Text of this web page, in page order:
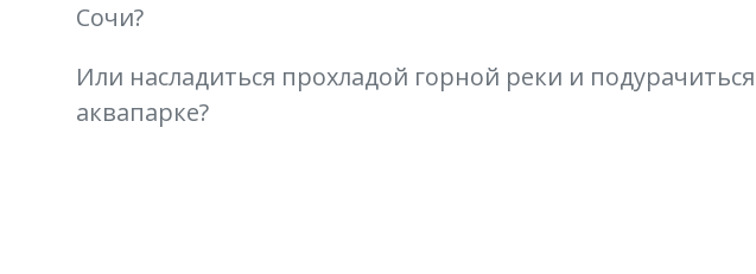
Сочи?
Или насладиться прохладой горной реки и
аквапарке?